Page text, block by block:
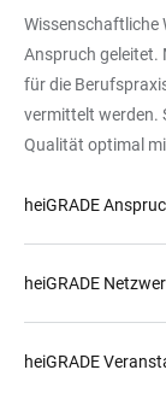
überlappende
chinesische
Schirme
Wissenschaftliche
Anspruch geleitet.
für die
vermittelt werden.
Qualität optimal
heiGRADE
heiGRADE
heiGRADE